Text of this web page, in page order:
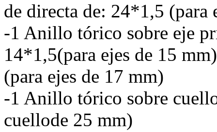
de directa de: 24*1,5 (para
-1 Anillo tórico sobre eje
14*1,5(para ejes de 15
(para ejes de 17 mm)
-1 Anillo tórico sobre
cuellode 25 mm)